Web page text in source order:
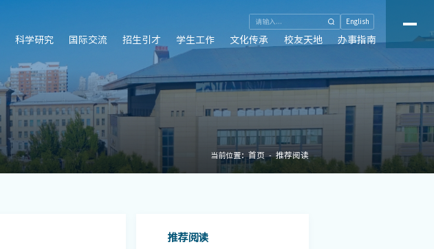
English
科学研究 国际交流 招生引才 学生工作 文化传承 校友天地 办事指南
当前位置：首页 推荐阅读
推荐阅读